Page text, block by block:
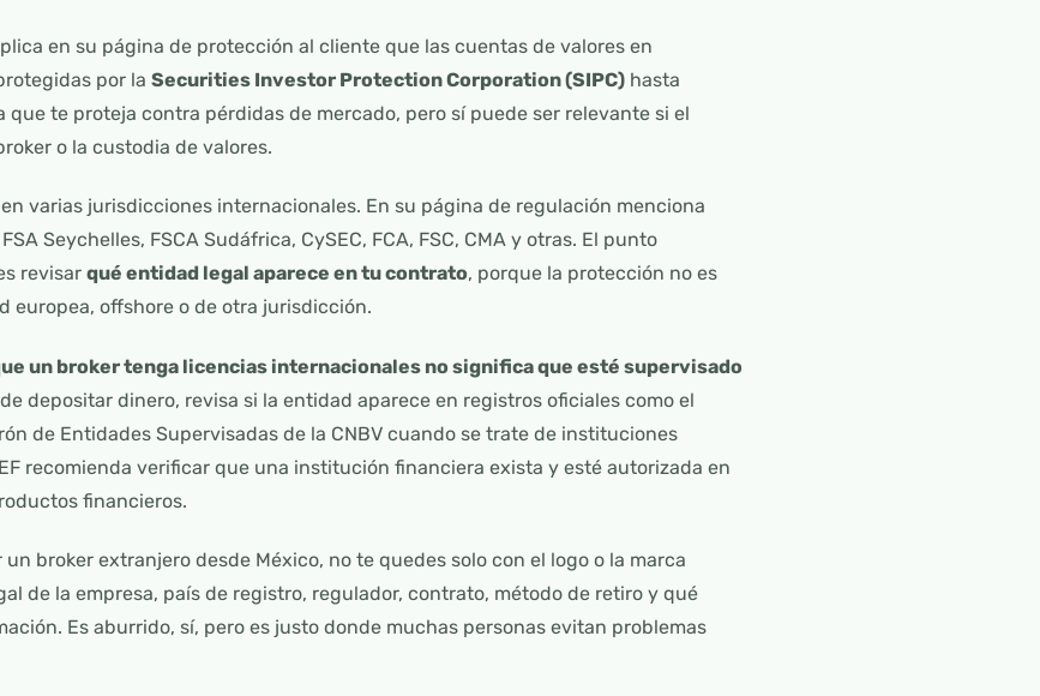
en su página de protección al cliente que las cuentas de valores en
por la Securities Investor Protection Corporation (SIPC) hasta
te proteja contra pérdidas de mercado, pero sí puede ser relevante si el
o la custodia de valores.
varias jurisdicciones internacionales. En su página de regulación menciona
Seychelles, FSCA Sudáfrica, CySEC, FCA, FSC, CMA y otras. El punto
revisar qué entidad legal aparece en tu contrato, porque la protección no es
europea, offshore o de otra jurisdicción.
un broker tenga licencias internacionales no significa que esté supervisado
depositar dinero, revisa si la entidad aparece en registros oficiales como el
de Entidades Supervisadas de la CNBV cuando se trate de instituciones
recomienda verificar que una institución financiera exista y esté autorizada en
financieros.
un broker extranjero desde México, no te quedes solo con el logo o la marca
de la empresa, país de registro, regulador, contrato, método de retiro y qué
Es aburrido, sí, pero es justo donde muchas personas evitan problemas